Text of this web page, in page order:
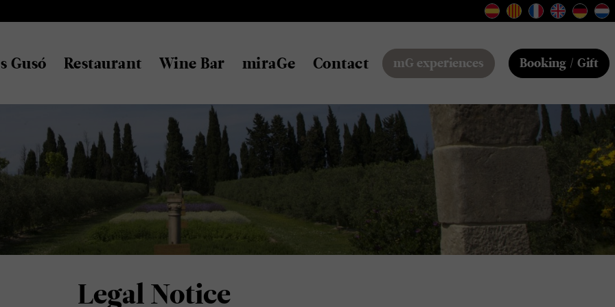
Gusó Restaurant Wine Bar miraGe Contact mG experiences Booking / Gift
Legal Notice